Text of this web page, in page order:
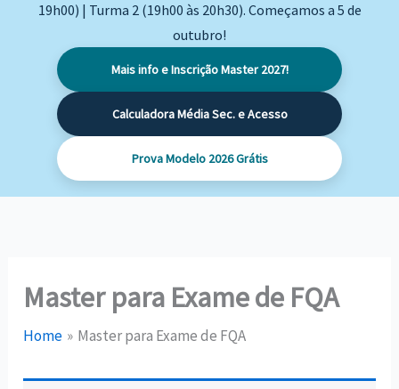
19h00) | Turma 2 (19h00 às 20h30). Começamos a 5 de
outubro!
Mais info e Inscrição Master 2027!
Calculadora Média Sec. e Acesso
Prova Modelo 2026 Grátis
Master para Exame de FQA
Home Master para Exame de FQA